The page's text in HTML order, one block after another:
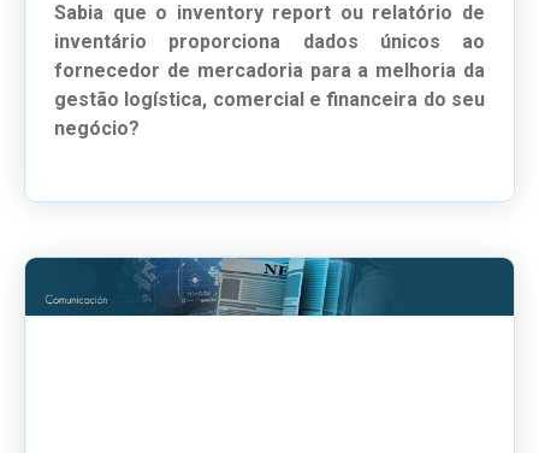
Sabia que o inventory report ou relatório de
inventário proporciona dados únicos ao
fornecedor de mercadoria para a melhoria da
gestão logística, comercial e financeira do seu
negócio?